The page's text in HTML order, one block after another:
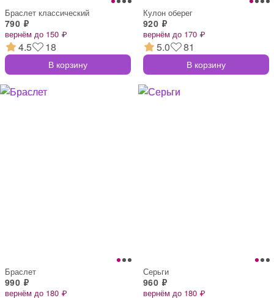
Браслет классический
790 ₽
вернём до 150 ₽
4.5 18
В корзину
Кулон оберег
920 ₽
вернём до 170 ₽
5.0 81
В корзину
Браслет
990 ₽
вернём до 180 ₽
Серьги
960 ₽
вернём до 180 ₽